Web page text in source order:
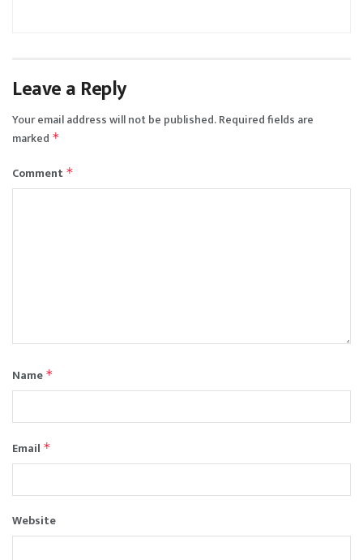
Leave a Reply
Your email address will not be published.Required fields are
marked *
Comment *
Name *
Email *
Website